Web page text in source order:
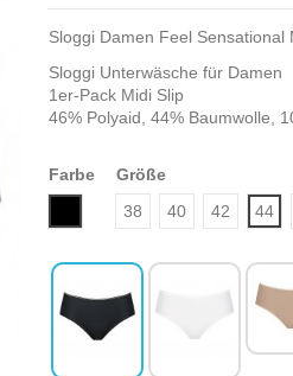
Sloggi Damen Feel Sensational
Sloggi Unterwäsche für Damen
1er-Pack Midi Slip
46% Polyaid, 44% Baumwolle,
Farbe
Schwarz
Größe
38
40 42 44